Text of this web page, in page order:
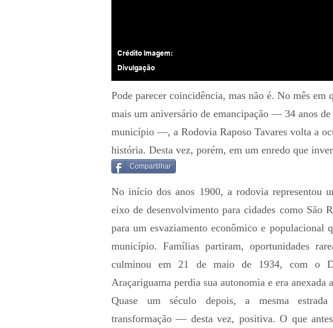
Divulgação
Crédito Imagem:
Pode parecer coincidência, mas não é. No mês em
mais um aniversário de emancipação — 34 anos de
município —, a Rodovia Raposo Tavares volta a
história. Desta vez, porém, em um enredo que
Compartilhar
No início dos anos 1900, a rodovia representou
eixo de desenvolvimento para cidades como São
para um esvaziamento econômico e populacional
município. Famílias partiram, oportunidades
culminou em 21 de maio de 1934, com o
Araçariguama perdia sua autonomia e era anexada
Quase um século depois, a mesma
transformação — desta vez, positiva. O que